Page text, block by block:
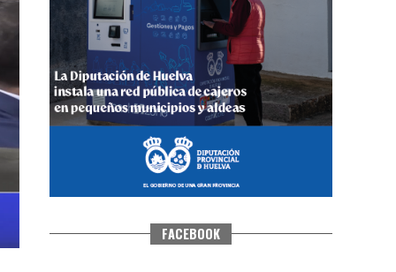
CUARTA CORRIDA DE LAS FIESTAS
COLOMBINAS 2026
hace 6 días· Huelvatv
FACEBOOK